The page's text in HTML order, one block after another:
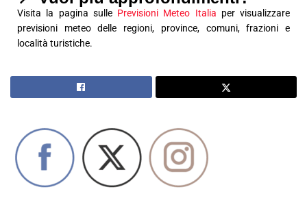
Visita la pagina sulle Previsioni Meteo Italia per visualizzare
previsioni meteo delle regioni, province, comuni, frazioni e
località turistiche.